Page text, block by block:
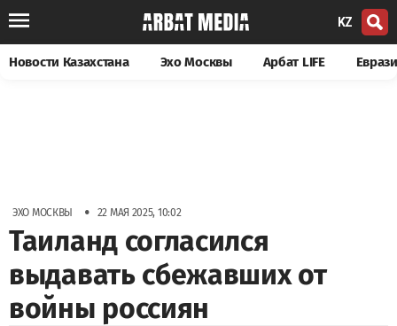
KZ
Новости Казахстана Эхо Москвы Арбат LIFE
ЭХО МОСКВЫ • 22 МАЯ 2025, 10:02
Таиланд согласился
выдавать сбежавших от
войны россиян